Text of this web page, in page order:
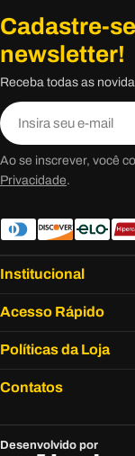
Cadastre-
newsletter!
Receba todas as
E-
mail
Ao se inscrever, você
Privacidade.
Institucional
Acesso Rápido
Políticas da Loja
Contatos
Desenvolvido por